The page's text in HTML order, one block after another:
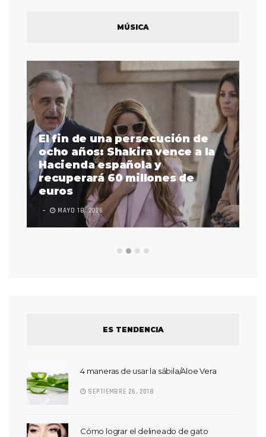
MÚSICA
El fin de una persecución de
ocho años: Shakira vence a la
Hacienda española y
recuperará 60 millones de
euros
MAYO 18, 2026
ES TENDENCIA
4 maneras de usar la sábila/Aloe Vera
SEPTIEMBRE 26, 2018
Cómo lograr el delineado de gato